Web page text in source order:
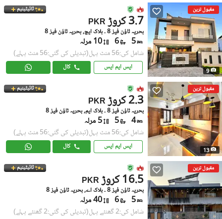
مقبول ترین
9
ٹائیٹینیم
PKR 3.7 کروڑ
بحریہ ٹاؤن فیز 8 ۔ بلاک ایچ, بحریہ ٹاؤن فیز 8
5
6 10 مرلہ
شامل کی:56 منٹ پہل (تبدیلی کی گئی:56 منٹ پہلے)
ایس ایم ایس کال
مقبول ترین
13
ٹائیٹینیم
PKR 2.3 کروڑ
بحریہ ٹاؤن فیز 8 ۔ بلاک ایم, بحریہ ٹاؤن فیز 8
4
5 5 مرلہ
شامل کی:56 منٹ پہل (تبدیلی کی گئی:56 منٹ پہلے)
ایس ایم ایس کال
مقبول ترین ٹائیٹینیم
PKR 16.5 کروڑ
بحریہ ٹاؤن فیز 8 ۔ بلاک اے, بحریہ ٹاؤن فیز 8
5
6 40 مرلہ
شامل کی:2 گھنٹے پہل (تبدیلی کی گئی:2 گھنٹے پہلے)